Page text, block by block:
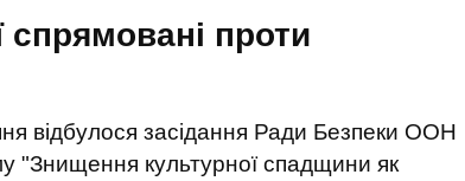
проти
відбулося засідання Ради Безпеки ООН
"Знищення культурної спадщини як